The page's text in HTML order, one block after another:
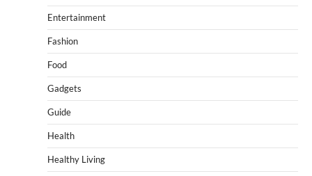
Entertainment
Fashion
Food
Gadgets
Guide
Health
Healthy Living